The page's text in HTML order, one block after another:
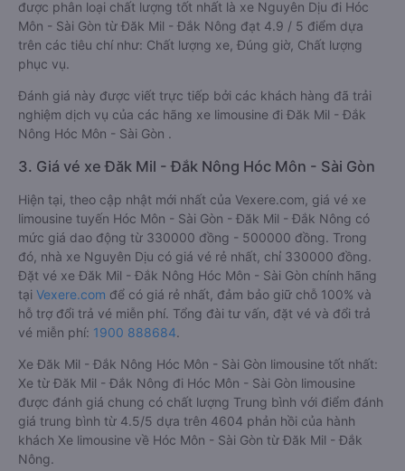
được phân loại chất lượng tốt nhất là xe Nguyên Dịu đi Hóc
Môn - Sài Gòn từ Đăk Mil - Đắk Nông đạt 4.9 / 5 điểm dựa
trên các tiêu chí như: Chất lượng xe, Đúng giờ, Chất lượng
phục vụ.
Đánh giá này được viết trực tiếp bởi các khách hàng đã trải
nghiệm dịch vụ của các hãng xe limousine đi Đăk Mil - Đắk
Nông Hóc Môn - Sài Gòn .
3. Giá vé xe Đăk Mil - Đắk Nông Hóc Môn - Sài Gòn
Hiện tại, theo cập nhật mới nhất của Vexere.com, giá vé xe
limousine tuyến Hóc Môn - Sài Gòn - Đăk Mil - Đắk Nông có
mức giá dao động từ 330000 đồng - 500000 đồng. Trong
đó, nhà xe Nguyên Dịu có giá vé rẻ nhất, chỉ 330000 đồng.
Đặt vé xe Đăk Mil - Đắk Nông Hóc Môn - Sài Gòn chính hãng
tại Vexere.com để có giá rẻ nhất, đảm bảo giữ chỗ 100% và
hỗ trợ đổi trả vé miễn phí. Tổng đài tư vấn, đặt vé và đổi trả
vé miễn phí: 1900 888684.
Xe Đăk Mil - Đắk Nông Hóc Môn - Sài Gòn limousine tốt nhất:
Xe từ Đăk Mil - Đắk Nông đi Hóc Môn - Sài Gòn limousine
được đánh giá chung có chất lượng Trung bình với điểm đánh
giá trung bình từ 4.5/5 dựa trên 4604 phản hồi của hành
khách Xe limousine về Hóc Môn - Sài Gòn từ Đăk Mil - Đắk
Nông.